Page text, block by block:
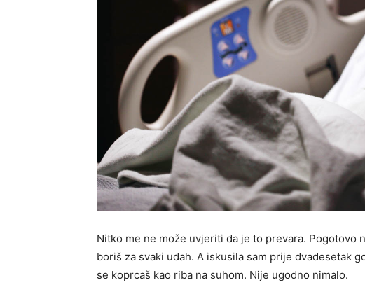
Nitko me ne može uvjeriti da je to prevara. Pogotovo
boriš za svaki udah. A iskusila sam prije dvadesetak
se koprcaš kao riba na suhom. Nije ugodno nimalo.